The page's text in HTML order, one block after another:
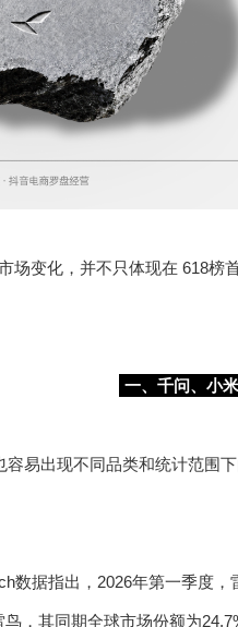
场变化，并不只体现在 618榜
一、千问、小
容易出现不同品类和统计范围
数据指出，2026年第一季度
，其同期全球市场份额为